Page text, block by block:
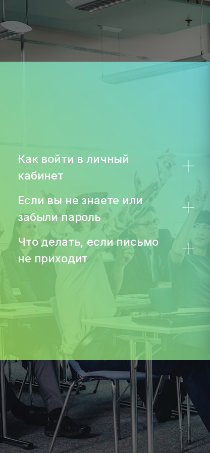
Как войти в личный
кабинет
Если вы не знаете или
забыли пароль
Что делать, если письмо
не приходит